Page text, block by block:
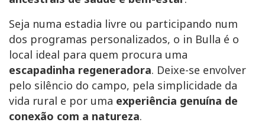
Seja numa estadia livre ou participando num
dos programas personalizados, o in Bulla é o
local ideal para quem procura uma
escapadinha regeneradora. Deixe-se envolver
pelo silêncio do campo, pela simplicidade da
vida rural e por uma experiência genuína de
conexão com a natureza.